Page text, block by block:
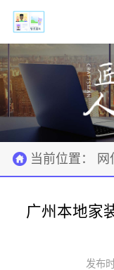
当前位置： 网
广州本地家
发布